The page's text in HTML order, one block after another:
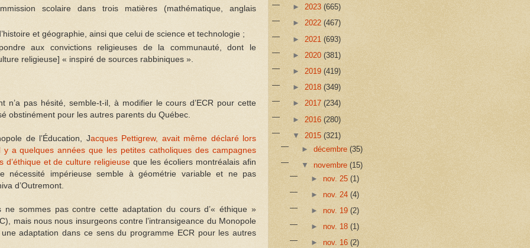
scolaire dans trois matières (mathématique, anglais
et géographie, ainsi que celui de science et technologie ;
aux convictions religieuses de la communauté, dont le
religieuse] « inspiré de sources rabbiniques ».
n’a pas hésité, semble-t-il, à modifier le cours d’ECR pour cette
obstinément pour les autres parents du Québec.
de l’Éducation, Jacques Pettigrew, avait même déclaré lors
y a quelques années que les petites catholiques des campagnes
d’éthique et de culture religieuseque les écoliers montréalais afin
nécessité impérieuse semble à géométrie variable et ne pas
d’Outremont.
ne sommes pas contre cette adaptation du cours d’« éthique »
mais nous nous insurgeons contre l’intransigeance du Monopole
adaptation dans ce sens du programme ECR pour les autres
► 2023 (665)
► 2022 (467)
► 2021 (693)
► 2020 (381)
► 2019 (419)
► 2018 (349)
► 2017 (234)
► 2016 (280)
▼ 2015 (321)
►décembre(35)
▼novembre(15)
► nov. 25 (1)
► nov. 24 (4)
► nov. 19 (2)
► nov. 18 (1)
► nov. 16 (2)